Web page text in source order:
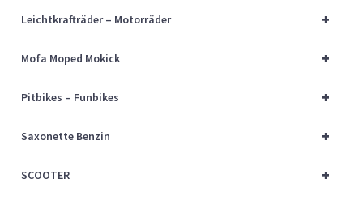
+
Leichtkrafträder – Motorräder
+
Mofa Moped Mokick
+
Pitbikes – Funbikes
+
Saxonette Benzin
+
SCOOTER